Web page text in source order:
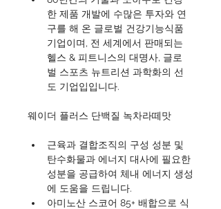
한 제품 개발에 수많은 투자와 연
구를 해 온 글로벌 건강기능식품
기업이며, 전 세계에서 판매되는
헬스 & 피트니스의 대명사, 글로
벌 스포츠 뉴트리션 과학화의 선
도 기업입입니다.
웨이더 플러스 단백질 녹차라떼맛
근육과 결합조직의 구성 성분 및
탄수화물과 에너지 대사에 필요한
성분을 공급하여 체내 에너지 생성
에 도움을 드립니다.
아미노산 스코어 85+ 배합으로 식